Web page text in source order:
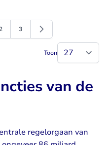
pagina
Pagina Pagina
3
Toon
van de
regelorgaan van